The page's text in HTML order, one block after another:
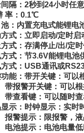
隔：2秒到24小时任
率：0.1℃
：内置充电式能锂电
方式：立即启动/定时启
式：存满停止/出/定
式：节3.6V能锂电池
式：USB通讯或
能：带开关键：可以
警开关键：可以根
看键：可以随时查
示：时钟显示：实时
提示：限报警，液
提示：电池电量低